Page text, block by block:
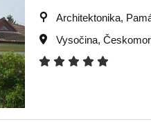
Architektonika,
Vysočina,